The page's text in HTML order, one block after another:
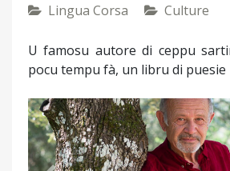
Lingua Corsa
Culture
U famosu autore di ceppu
pocu tempu fà, un libru di